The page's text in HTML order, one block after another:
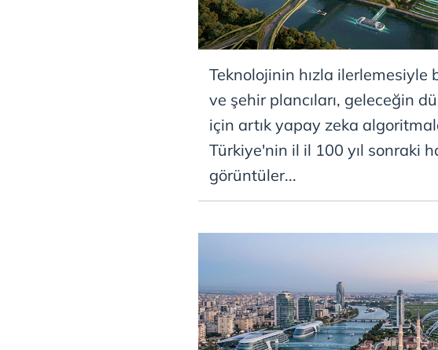
Teknolojinin hızla ilerlemesiyle
ve şehir plancıları, geleceğin
için artık yapay zeka
Türkiye'nin il il 100 yıl sonraki
görüntüler...